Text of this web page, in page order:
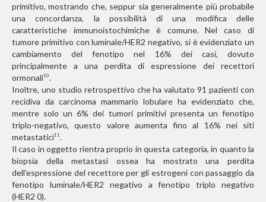
primitivo, mostrando che, seppur sia generalmente più probabile
una concordanza, la possibilità di una modifica delle
caratteristiche immunoistochimiche è comune. Nel caso di
tumore primitivo con luminale/HER2 negativo, si è evidenziato un
cambiamento del fenotipo nel 16% dei casi, dovuto
principalmente a una perdita di espressione dei recettori
ormonali10.
Inoltre, uno studio retrospettivo che ha valutato 91 pazienti con
recidiva da carcinoma mammario lobulare ha evidenziato che,
mentre solo un 6% dei tumori primitivi presenta un fenotipo
triplo-negativo, questo valore aumenta fino al 16% nei siti
metastatici11 .
Il caso in oggetto rientra proprio in questa categoria, in quanto la
biopsia della metastasi ossea ha mostrato una perdita
dell’espressione del recettore per gli estrogeni con passaggio da
fenotipo luminale/HER2 negativo a fenotipo triplo negativo
(HER2 0).